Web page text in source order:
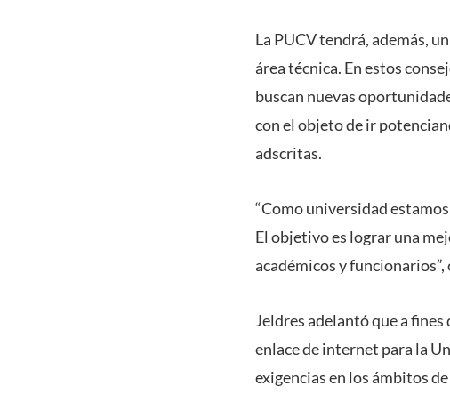
La PUCV tendrá, además,
área técnica. En estos
buscan nuevas
con el objeto de ir
adscritas.
“Como universidad
El objetivo es lograr una
académicos y
Jeldres adelantó que a
enlace de internet para la
exigencias en los ámbitos